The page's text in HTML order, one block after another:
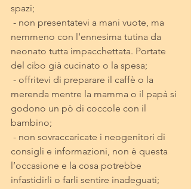
spazi;
nemmeno con l’ennesima tutina da
neonato tutta impacchettata. Portate
del cibo già cucinato o la spesa;
merenda mentre la mamma o il papà si
godono un pò di coccole con il
bambino;
consigli e informazioni, non è questa
l’occasione e la cosa potrebbe
infastidirli o farli sentire inadeguati;